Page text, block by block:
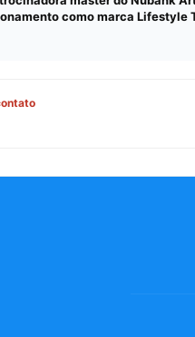
como marca Lifestyle